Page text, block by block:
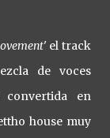
' el track
de voces
convertida en
house muy